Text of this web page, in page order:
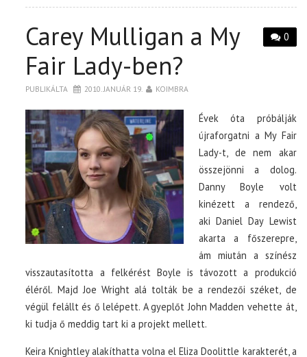
0
Carey Mulligan a My
Fair Lady-ben?
PUBLIKÁLTA 2010. JANUÁR 19. KOIMBRA
Évek óta próbálják
újraforgatni a My Fair
Lady-t, de nem akar
összejönni a dolog.
Danny Boyle volt
kinézett a rendező,
aki Daniel Day Lewist
akarta a főszerepre,
ám miután a színész
visszautasította a felkérést Boyle is távozott a produkció
éléről. Majd Joe Wright alá tolták be a rendezői széket, de
végül felállt és ő lelépett. A gyeplőt John Madden vehette át,
ki tudja ő meddig tart ki a projekt mellett.
Keira Knightley alakíthatta volna el Eliza Doolittle karakterét, a